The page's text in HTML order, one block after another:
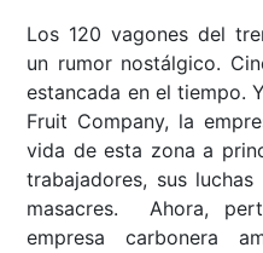
Los 120 vagones del
un rumor nostálgico.
estancada en el tiempo.
Fruit Company, la
vida de esta zona a
trabajadores, sus
masacres. Ahora,
empresa carbonera